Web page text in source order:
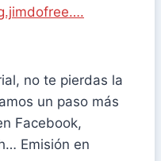
no te pierdas la
un paso más
Facebook,
Emisión en